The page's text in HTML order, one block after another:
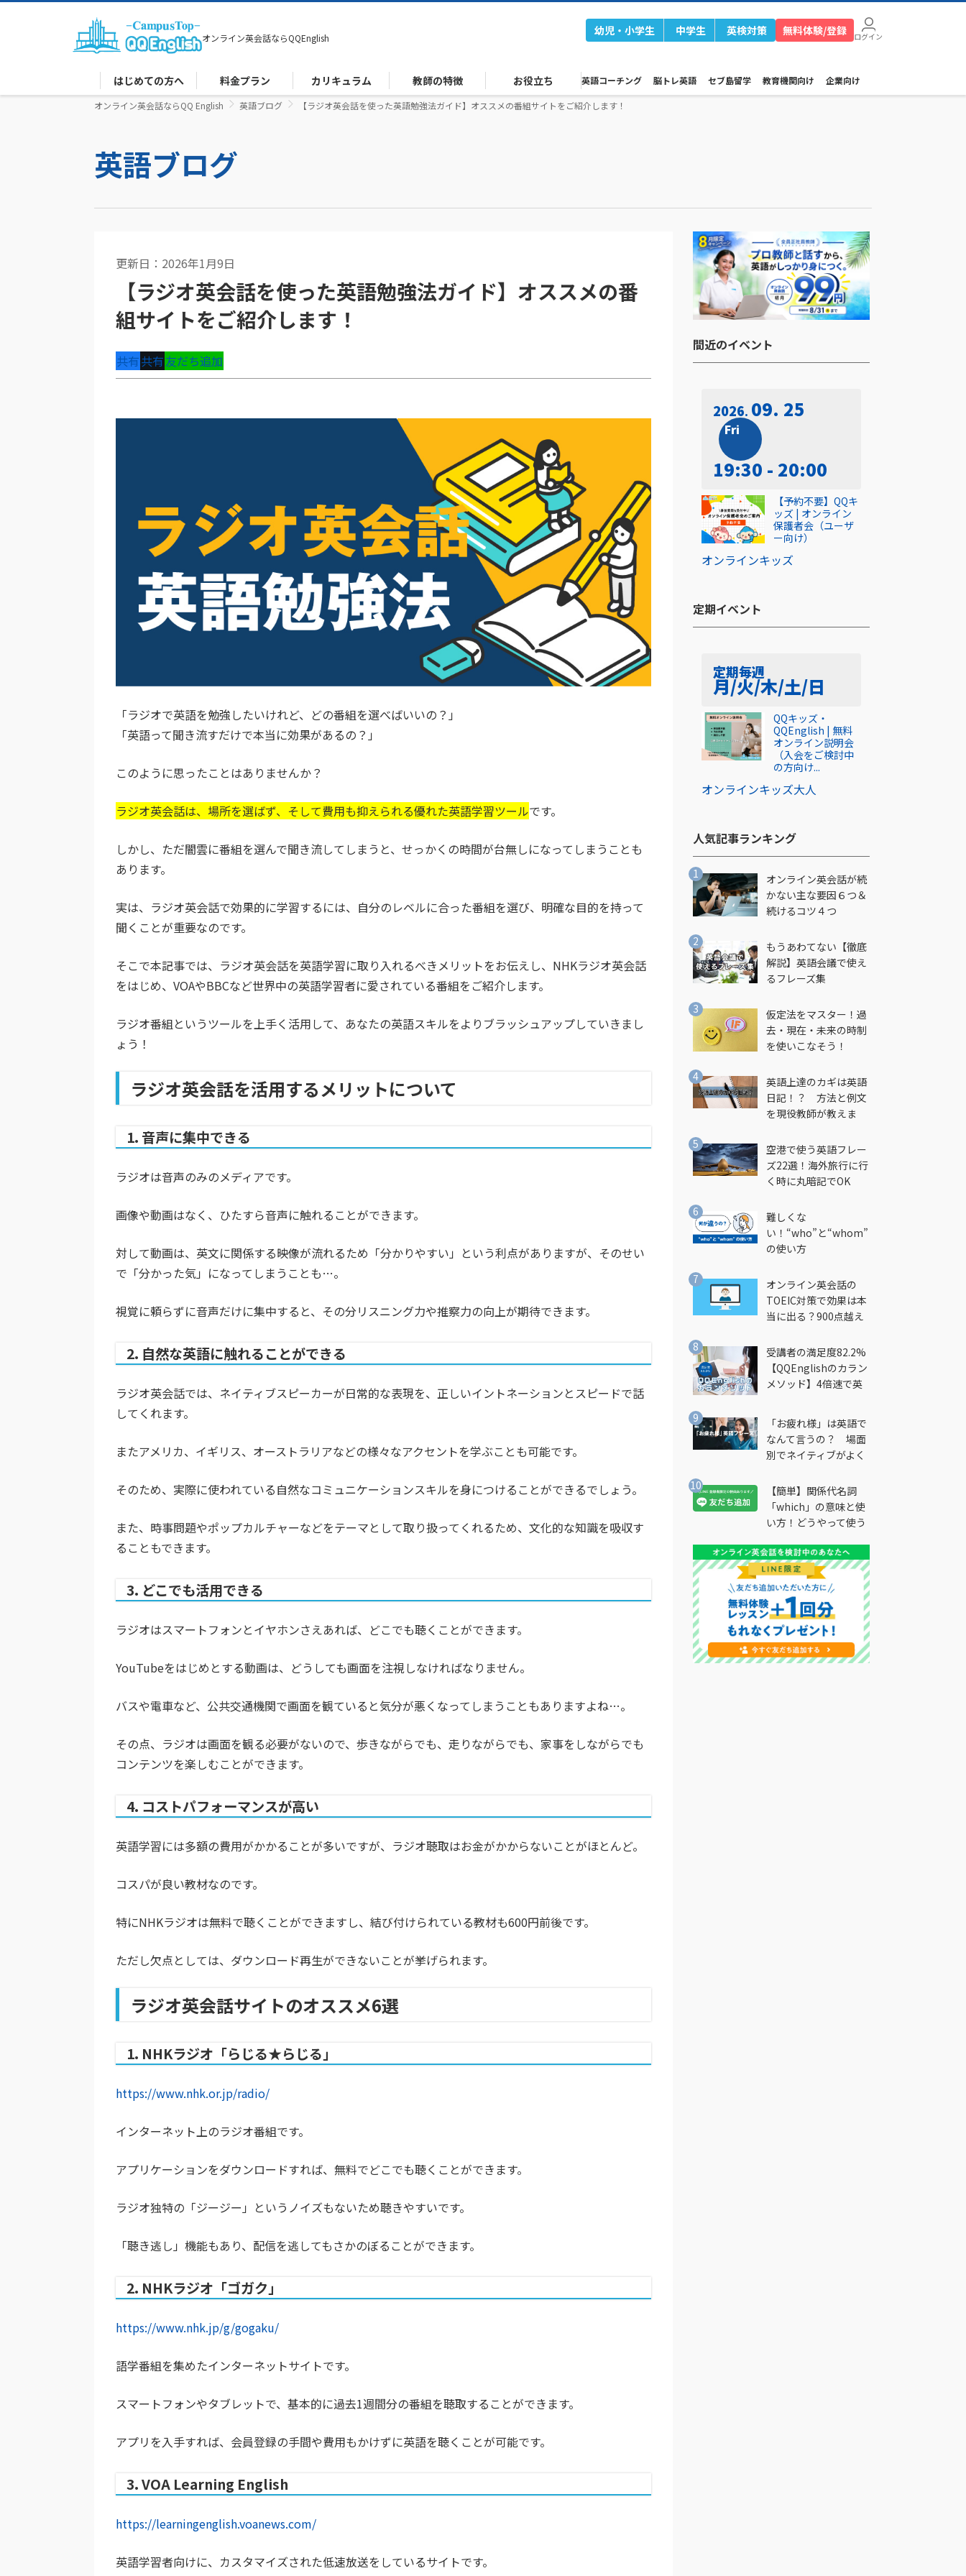
オンライン英会話ならQQEnglish
幼児・小学生 中学生 英検対策 無料体験/登録 ログイン
はじめての方へ 料金プラン カリキュラム 教師の特徴 お役立ち 英語コーチング 脳トレ英語 セブ島留学 教育機関向け 企業向け
オンライン英会話ならQQ English 英語ブログ 【ラジオ英会話を使った英語勉強法ガイド】オススメの番組サイトをご紹介します！
英語ブログ
更新日：2026年1月9日
【ラジオ英会話を使った英語勉強法ガイド】オススメの番
組サイトをご紹介します！
共有共有友だち追加
「ラジオで英語を勉強したいけれど、どの番組を選べばいいの？」
「英語って聞き流すだけで本当に効果があるの？」
このように思ったことはありませんか？
ラジオ英会話は、場所を選ばず、そして費用も抑えられる優れた英語学習ツールです。
しかし、ただ闇雲に番組を選んで聞き流してしまうと、せっかくの時間が台無しになってしまうことも
あります。
実は、ラジオ英会話で効果的に学習するには、自分のレベルに合った番組を選び、明確な目的を持って
聞くことが重要なのです。
そこで本記事では、ラジオ英会話を英語学習に取り入れるべきメリットをお伝えし、NHKラジオ英会話
をはじめ、VOAやBBCなど世界中の英語学習者に愛されている番組をご紹介します。
ラジオ番組というツールを上手く活用して、あなたの英語スキルをよりブラッシュアップしていきまし
ょう！
ラジオ英会話を活用するメリットについて
1. 音声に集中できる
ラジオは音声のみのメディアです。
画像や動画はなく、ひたすら音声に触れることができます。
対して動画は、英文に関係する映像が流れるため「分かりやすい」という利点がありますが、 そのせい
で「分かった気」になってしまうことも…。
視覚に頼らずに音声だけに集中すると、その分リスニング力や推察力の向上が期待できます。
2. 自然な英語に触れることができる
ラジオ英会話では、ネイティブスピーカーが日常的な表現を、正しいイントネーションとスピードで話
してくれます。
またアメリカ、イギリス、オーストラリアなどの様々なアクセントを学ぶことも可能です。
そのため、実際に使われている自然なコミュニケーションスキルを身につけることができるでしょう。
また、時事問題やポップカルチャーなどをテーマとして取り扱ってくれるため、文化的な知識を吸収す
ることもできます。
3. どこでも活用できる
ラジオはスマートフォンとイヤホンさえあれば、どこでも聴くことができます。
YouTubeをはじめとする動画は、どうしても画面を注視しなければなりません。
バスや電車など、公共交通機関で画面を観ていると気分が悪くなってしまうこともありますよね…。
その点、ラジオは画面を観る必要がないので、歩きながらでも、走りながらでも、家事をしながらでも
コンテンツを楽しむことができます。
4. コストパフォーマンスが高い
英語学習には多額の費用がかかることが多いですが、ラジオ聴取はお金がかからないことがほとんど。
コスパが良い教材なのです。
特にNHKラジオは無料で聴くことができますし、結び付けられている教材も600円前後です。
ただし欠点としては、ダウンロード再生ができないことが挙げられます。
ラジオ英会話サイトのオススメ6選
1. NHKラジオ「らじる★らじる」
https://www.nhk.or.jp/radio/
インターネット上のラジオ番組です。
アプリケーションをダウンロードすれば、無料でどこでも聴くことができます。
ラジオ独特の「ジージー」というノイズもないため聴きやすいです。
「聴き逃し」機能もあり、配信を逃してもさかのぼることができます。
2. NHKラジオ「ゴガク」
https://www.nhk.jp/g/gogaku/
語学番組を集めたインターネットサイトです。
スマートフォンやタブレットで、基本的に過去1週間分の番組を聴取することができます。
アプリを入手すれば、会員登録の手間や費用もかけずに英語を聴くことが可能です。
3. VOA Learning English
https://learningenglish.voanews.com/
英語学習者向けに、カスタマイズされた低速放送をしているサイトです。
間近のイベント​
2026 09. 25
Fri
19:30 - 20:00
オンラインキッズ
【予約不要】QQキ
ッズ | オンライン
保護者会（ユーザ
ー向け）
定期イベント​
定期毎週
月/火/木/土/日
オンラインキッズ大人
QQキッズ・
QQEnglish | 無料
オンライン説明会
（入会をご検討中
の方向け...
人気記事ランキング​
オンライン英会話が続
かない主な要因６つ＆
続けるコツ４つ
もうあわてない【徹底
解説】英語会議で使え
るフレーズ集
仮定法をマスター！過
去・現在・未来の時制
を使いこなそう！
英語上達のカギは英語
日記！？ 方法と例文
を現役教師が教えま
空港で使う英語フレー
ズ22選！海外旅行に行
く時に丸暗記でOK
難しくな
い！“who”と“whom”
の使い方
オンライン英会話の
TOEIC対策で効果は本
当に出る？900点越え
受講者の満足度82.2%
【QQEnglishのカラン
メソッド】4倍速で英
法とは？
「お疲れ様」は英語で
なんて言うの？ 場面
別でネイティブがよく
説
【簡単】関係代名詞
「which」の意味と使
い方！どうやって使う